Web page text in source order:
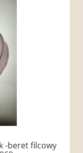
-beret filcowy